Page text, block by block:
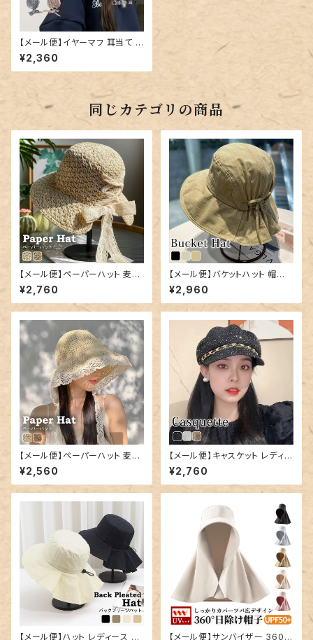
【メール便】イヤーマフ 耳当て ニ
ット 編み レディース／hat323
¥2,360
同じカテゴリの商品
【メール便】ペーパーハット 麦わ
ら帽子 レディース リボン 折りた
たみ／hat324
¥2,760
【メール便】バケットハット 帽子
レディース リボン つば広／hat
325
¥2,960
【メール便】ペーパーハット 麦わ
ら帽子 レディース つば広帽子
リボン／hat326
¥2,560
【メール便】キャスケット レディー
ス 帽子 キャップ ハット／hat32
7
¥2,760
【メール便】ハット レディース プ
【メール便】サンバイザー 360度